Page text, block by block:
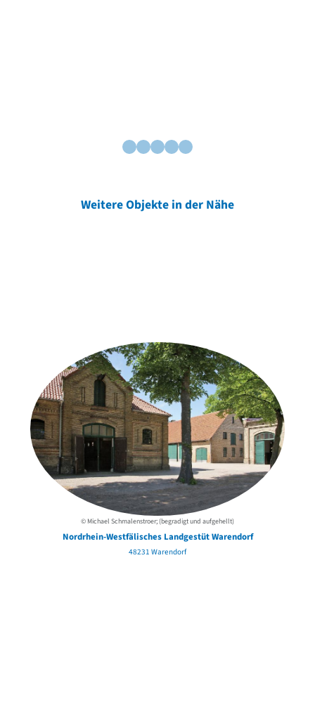
Weitere Objekte in der Nähe
© Michael Schmalenstroer; (begradigt und aufgehellt)
Nordrhein-Westfälisches Landgestüt Warendorf
48231 Warendorf